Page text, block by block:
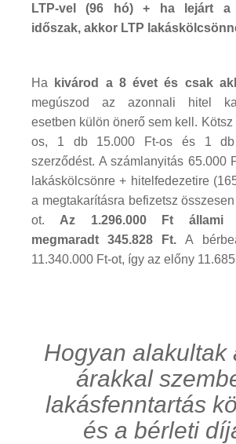
LTP-vel (96 hó) + ha lejárt a
időszak, akkor LTP
Ha kivárod a 8 évet és csak
megúszod az azonnali hitel
esetben külön önerő sem kell. Kötsz
os, 1 db 15.000 Ft-os és 1 db
szerződést. A számlanyitás 65.000
lakáskölcsönre + hitelfedezetire
a megtakarításra befizetsz
ot. Az 1.296.000 Ft állami
megmaradt 345.828 Ft. A
11.340.000 Ft-ot, így az előny
Hogyan alakultak
árakkal
lakásfenntartás
és a bérleti